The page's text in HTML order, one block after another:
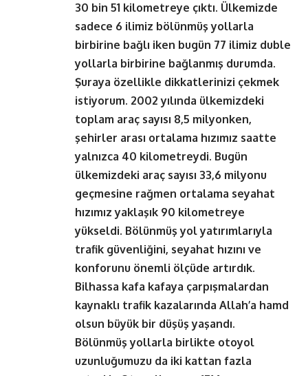
30 bin 51 kilometreye çıktı. Ülkemizde
sadece 6 ilimiz bölünmüş yollarla
birbirine bağlı iken bugün 77 ilimiz duble
yollarla birbirine bağlanmış durumda.
Şuraya özellikle dikkatlerinizi çekmek
istiyorum. 2002 yılında ülkemizdeki
toplam araç sayısı 8,5 milyonken,
şehirler arası ortalama hızımız saatte
yalnızca 40 kilometreydi. Bugün
ülkemizdeki araç sayısı 33,6 milyonu
geçmesine rağmen ortalama seyahat
hızımız yaklaşık 90 kilometreye
yükseldi. Bölünmüş yol yatırımlarıyla
trafik güvenliğini, seyahat hızını ve
konforunu önemli ölçüde artırdık.
Bilhassa kafa kafaya çarpışmalardan
kaynaklı trafik kazalarında Allah’a hamd
olsun büyük bir düşüş yaşandı.
Bölünmüş yollarla birlikte otoyol
uzunluğumuzu da iki kattan fazla